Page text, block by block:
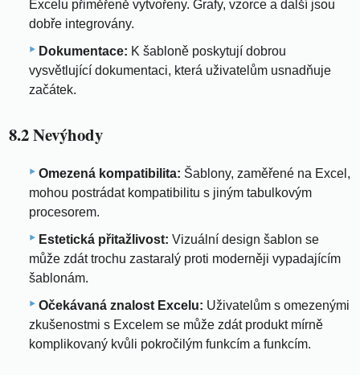
Excelu přiměřeně vytvořeny. Grafy, vzorce a další jsou
dobře integrovány.
Dokumentace: K šabloně poskytují dobrou
vysvětlující dokumentaci, která uživatelům usnadňuje
začátek.
8.2 Nevýhody
Omezená kompatibilita: Šablony, zaměřené na Excel,
mohou postrádat kompatibilitu s jiným tabulkovým
procesorem.
Estetická přitažlivost: Vizuální design šablon se
může zdát trochu zastaralý proti moderněji vypadajícím
šablonám.
Očekávaná znalost Excelu: Uživatelům s omezenými
zkušenostmi s Excelem se může zdát produkt mírně
komplikovaný kvůli pokročilým funkcím a funkcím.